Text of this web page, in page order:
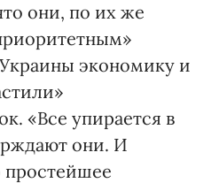
они, по их же
экономику и
«Все упирается в
они. И
простейшее